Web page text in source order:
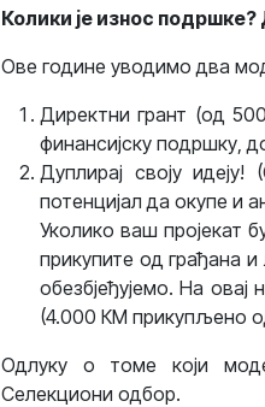
Колики је износ
Ове године уводимо два
Директни грант (од
финансијску подршку,
Дуплирај своју
потенцијал да окупе и
Уколико ваш пројекат
прикупите од грађана
обезбјеђујемо. На
(4.000 КМ прикупљено
Одлуку о томе који
Селекциони одбор.